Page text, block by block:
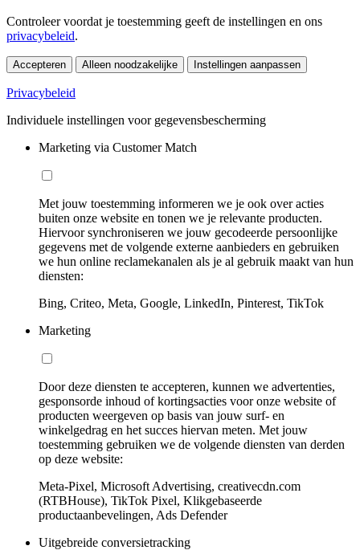
Controleer voordat je toestemming geeft de instellingen en ons
privacybeleid.
Accepteren Alleen noodzakelijke Instellingen aanpassen
Privacybeleid
Individuele instellingen voor gegevensbescherming
Marketing via Customer Match
Met jouw toestemming informeren we je ook over acties
buiten onze website en tonen we je relevante producten.
Hiervoor synchroniseren we jouw gecodeerde persoonlijke
gegevens met de volgende externe aanbieders en gebruiken
we hun online reclamekanalen als je al gebruik maakt van hun
diensten:
Bing, Criteo, Meta, Google, LinkedIn, Pinterest, TikTok
Marketing
Door deze diensten te accepteren, kunnen we advertenties,
gesponsorde inhoud of kortingsacties voor onze website of
producten weergeven op basis van jouw surf- en
winkelgedrag en het succes hiervan meten. Met jouw
toestemming gebruiken we de volgende diensten van derden
op deze website:
Meta-Pixel, Microsoft Advertising, creativecdn.com
(RTBHouse), TikTok Pixel, Klikgebaseerde
productaanbevelingen, Ads Defender
Uitgebreide conversietracking